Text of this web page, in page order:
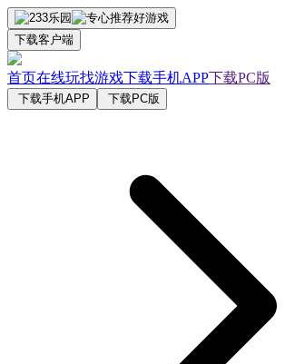
下载客户端
首页在线玩找游戏下载手机APP下载PC版
下载手机APP 下载PC版